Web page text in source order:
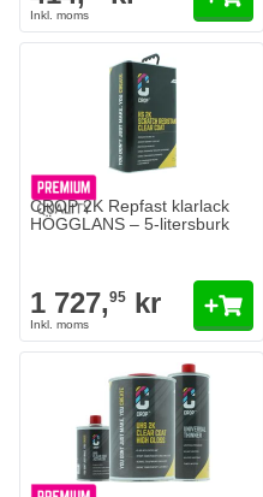
CROP 2K Repfast klarlack
HÖGGLANS – 5-litersburk
1 727,95 kr